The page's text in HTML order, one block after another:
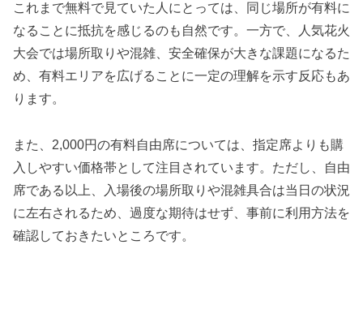
これまで無料で見ていた人にとっては、同じ場所が有料に
なることに抵抗を感じるのも自然です。一方で、人気花火
大会では場所取りや混雑、安全確保が大きな課題になるた
め、有料エリアを広げることに一定の理解を示す反応もあ
ります。
また、2,000円の有料自由席については、指定席よりも購
入しやすい価格帯として注目されています。ただし、自由
席である以上、入場後の場所取りや混雑具合は当日の状況
に左右されるため、過度な期待はせず、事前に利用方法を
確認しておきたいところです。